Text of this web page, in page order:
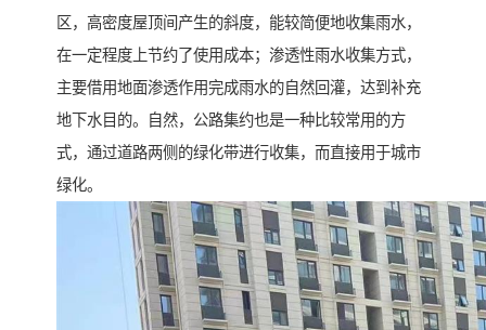
区，高密度屋顶间产生的斜度，能较简便地收集雨水，
在一定程度上节约了使用成本；渗透性雨水收集方式，
主要借用地面渗透作用完成雨水的自然回灌，达到补充
地下水目的。自然，公路集约也是一种比较常用的方
式，通过道路两侧的绿化带进行收集，而直接用于城市
绿化。